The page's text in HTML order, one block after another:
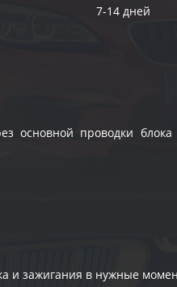
7-14 дней
основной проводки блока
и зажигания в нужные